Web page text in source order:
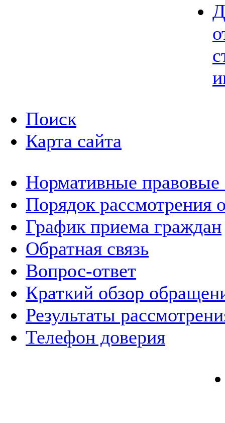
Поиск
Карта сайта
Нормативные правовые
Порядок рассмотрения
График приема граждан
Обратная связь
Вопрос-ответ
Краткий обзор
Результаты
Телефон доверия